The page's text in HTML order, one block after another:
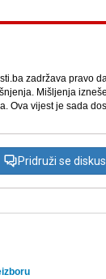
zadržava pravo
Mišljenja
Ova vijest je sada
Pridruži se